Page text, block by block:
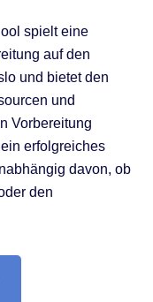
spielt eine
auf den
und bietet den
und
Vorbereitung
erfolgreiches
davon, ob
den